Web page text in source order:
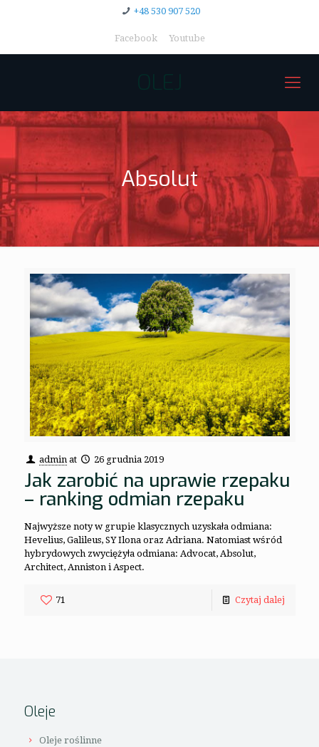
+48 530 907 520
Facebook Youtube
OLEJ
Absolut
admin at 26 grudnia 2019
Jak zarobić na uprawie rzepaku
– ranking odmian rzepaku
Najwyższe noty w grupie klasycznych uzyskała odmiana:
Hevelius, Galileus, SY Ilona oraz Adriana. Natomiast wśród
hybrydowych zwyciężyła odmiana: Advocat, Absolut,
Architect, Anniston i Aspect.
71 Czytaj dalej
Oleje
Oleje roślinne